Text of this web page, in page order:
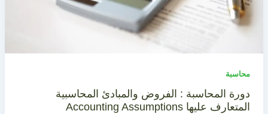
محاسبة
دورة المحاسبة : الفروض والمبادئ المحاسبية
المتعارف عليها Accounting Assumptions